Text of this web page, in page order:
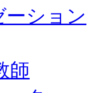
ーション
師